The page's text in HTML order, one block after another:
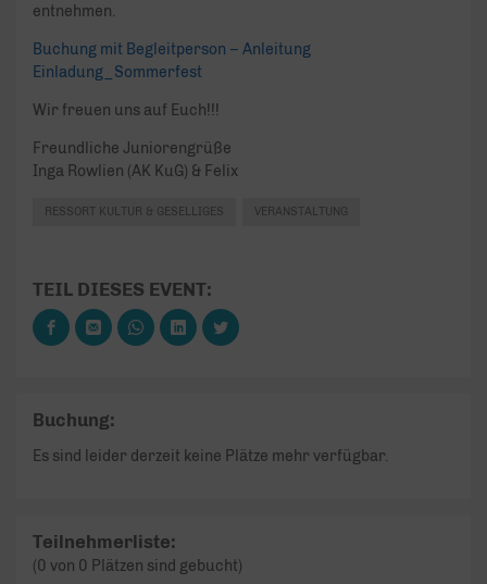
entnehmen.
Buchung mit Begleitperson – Anleitung
Einladung_Sommerfest
Wir freuen uns auf Euch!!!
Freundliche Juniorengrüße
Inga Rowlien (AK KuG) & Felix
RESSORT KULTUR & GESELLIGES VERANSTALTUNG
TEIL DIESES EVENT:
Buchung:
Es sind leider derzeit keine Plätze mehr verfügbar.
Teilnehmerliste:
(0 von 0 Plätzen sind gebucht)